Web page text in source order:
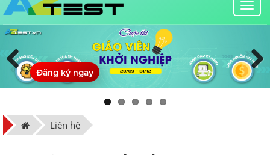
Đăng ký ngay
Previous Next
Liên hệ